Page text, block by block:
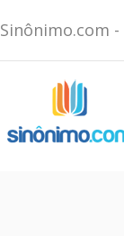
Sinônimo.com -